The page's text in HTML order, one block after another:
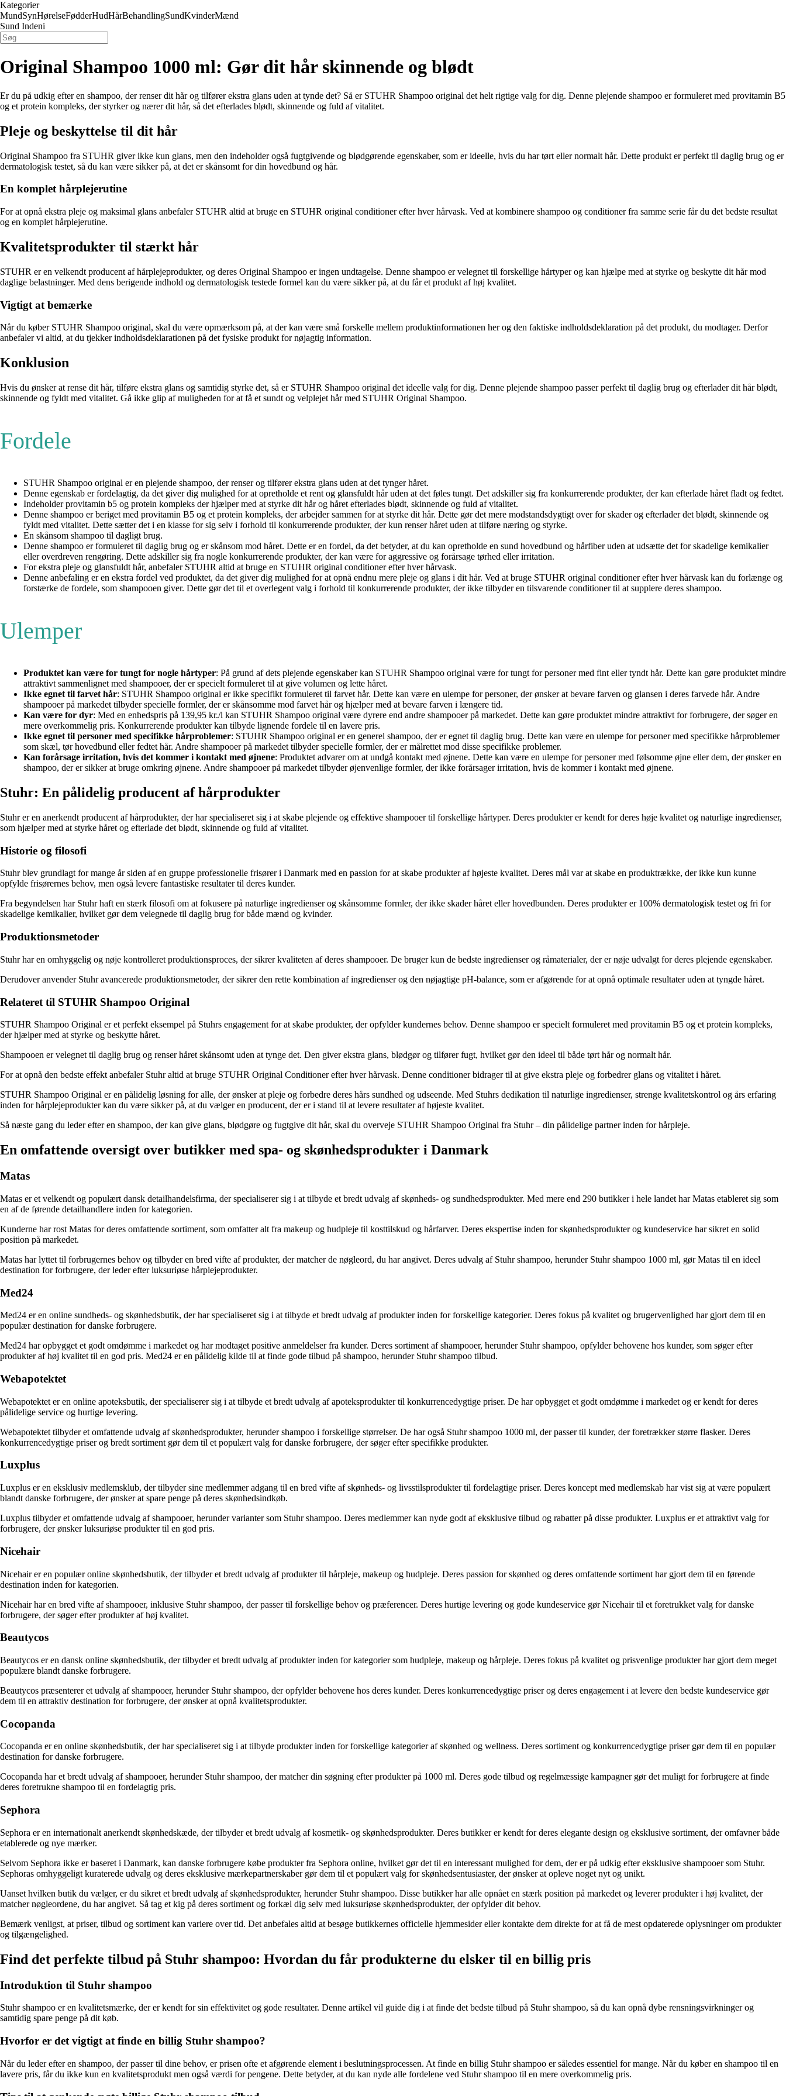
Kategorier
MundSynHørelseFødderHudHårBehandlingSundKvinderMænd
Sund Indeni
Original Shampoo 1000 ml: Gør dit hår skinnende og blødt
Er du på udkig efter en shampoo, der renser dit hår og tilfører ekstra glans uden at tynde det? Så er STUHR Shampoo original det helt rigtige valg for dig. Denne plejende shampoo er formuleret med provitamin B5
og et protein kompleks, der styrker og nærer dit hår, så det efterlades blødt, skinnende og fuld af vitalitet.
Pleje og beskyttelse til dit hår
Original Shampoo fra STUHR giver ikke kun glans, men den indeholder også fugtgivende og blødgørende egenskaber, som er ideelle, hvis du har tørt eller normalt hår. Dette produkt er perfekt til daglig brug og er
dermatologisk testet, så du kan være sikker på, at det er skånsomt for din hovedbund og hår.
En komplet hårplejerutine
For at opnå ekstra pleje og maksimal glans anbefaler STUHR altid at bruge en STUHR original conditioner efter hver hårvask. Ved at kombinere shampoo og conditioner fra samme serie får du det bedste resultat
og en komplet hårplejerutine.
Kvalitetsprodukter til stærkt hår
STUHR er en velkendt producent af hårplejeprodukter, og deres Original Shampoo er ingen undtagelse. Denne shampoo er velegnet til forskellige hårtyper og kan hjælpe med at styrke og beskytte dit hår mod
daglige belastninger. Med dens berigende indhold og dermatologisk testede formel kan du være sikker på, at du får et produkt af høj kvalitet.
Vigtigt at bemærke
Når du køber STUHR Shampoo original, skal du være opmærksom på, at der kan være små forskelle mellem produktinformationen her og den faktiske indholdsdeklaration på det produkt, du modtager. Derfor
anbefaler vi altid, at du tjekker indholdsdeklarationen på det fysiske produkt for nøjagtig information.
Konklusion
Hvis du ønsker at rense dit hår, tilføre ekstra glans og samtidig styrke det, så er STUHR Shampoo original det ideelle valg for dig. Denne plejende shampoo passer perfekt til daglig brug og efterlader dit hår blødt,
skinnende og fyldt med vitalitet. Gå ikke glip af muligheden for at få et sundt og velplejet hår med STUHR Original Shampoo.
Fordele
STUHR Shampoo original er en plejende shampoo, der renser og tilfører ekstra glans uden at det tynger håret.
Denne egenskab er fordelagtig, da det giver dig mulighed for at opretholde et rent og glansfuldt hår uden at det føles tungt. Det adskiller sig fra konkurrerende produkter, der kan efterlade håret fladt og fedtet.
Indeholder provitamin b5 og protein kompleks der hjælper med at styrke dit hår og håret efterlades blødt, skinnende og fuld af vitalitet.
Denne shampoo er beriget med provitamin B5 og et protein kompleks, der arbejder sammen for at styrke dit hår. Dette gør det mere modstandsdygtigt over for skader og efterlader det blødt, skinnende og
fyldt med vitalitet. Dette sætter det i en klasse for sig selv i forhold til konkurrerende produkter, der kun renser håret uden at tilføre næring og styrke.
En skånsom shampoo til dagligt brug.
Denne shampoo er formuleret til daglig brug og er skånsom mod håret. Dette er en fordel, da det betyder, at du kan opretholde en sund hovedbund og hårfiber uden at udsætte det for skadelige kemikalier
eller overdreven rengøring. Dette adskiller sig fra nogle konkurrerende produkter, der kan være for aggressive og forårsage tørhed eller irritation.
For ekstra pleje og glansfuldt hår, anbefaler STUHR altid at bruge en STUHR original conditioner efter hver hårvask.
Denne anbefaling er en ekstra fordel ved produktet, da det giver dig mulighed for at opnå endnu mere pleje og glans i dit hår. Ved at bruge STUHR original conditioner efter hver hårvask kan du forlænge og
forstærke de fordele, som shampooen giver. Dette gør det til et overlegent valg i forhold til konkurrerende produkter, der ikke tilbyder en tilsvarende conditioner til at supplere deres shampoo.
Ulemper
Produktet kan være for tungt for nogle hårtyper: På grund af dets plejende egenskaber kan STUHR Shampoo original være for tungt for personer med fint eller tyndt hår. Dette kan gøre produktet mindre
attraktivt sammenlignet med shampooer, der er specielt formuleret til at give volumen og lette håret.
Ikke egnet til farvet hår: STUHR Shampoo original er ikke specifikt formuleret til farvet hår. Dette kan være en ulempe for personer, der ønsker at bevare farven og glansen i deres farvede hår. Andre
shampooer på markedet tilbyder specielle formler, der er skånsomme mod farvet hår og hjælper med at bevare farven i længere tid.
Kan være for dyr: Med en enhedspris på 139,95 kr./l kan STUHR Shampoo original være dyrere end andre shampooer på markedet. Dette kan gøre produktet mindre attraktivt for forbrugere, der søger en
mere overkommelig pris. Konkurrerende produkter kan tilbyde lignende fordele til en lavere pris.
Ikke egnet til personer med specifikke hårproblemer: STUHR Shampoo original er en generel shampoo, der er egnet til daglig brug. Dette kan være en ulempe for personer med specifikke hårproblemer
som skæl, tør hovedbund eller fedtet hår. Andre shampooer på markedet tilbyder specielle formler, der er målrettet mod disse specifikke problemer.
Kan forårsage irritation, hvis det kommer i kontakt med øjnene: Produktet advarer om at undgå kontakt med øjnene. Dette kan være en ulempe for personer med følsomme øjne eller dem, der ønsker en
shampoo, der er sikker at bruge omkring øjnene. Andre shampooer på markedet tilbyder øjenvenlige formler, der ikke forårsager irritation, hvis de kommer i kontakt med øjnene.
Stuhr: En pålidelig producent af hårprodukter
Stuhr er en anerkendt producent af hårprodukter, der har specialiseret sig i at skabe plejende og effektive shampooer til forskellige hårtyper. Deres produkter er kendt for deres høje kvalitet og naturlige ingredienser,
som hjælper med at styrke håret og efterlade det blødt, skinnende og fuld af vitalitet.
Historie og filosofi
Stuhr blev grundlagt for mange år siden af en gruppe professionelle frisører i Danmark med en passion for at skabe produkter af højeste kvalitet. Deres mål var at skabe en produktrække, der ikke kun kunne
opfylde frisørernes behov, men også levere fantastiske resultater til deres kunder.
Fra begyndelsen har Stuhr haft en stærk filosofi om at fokusere på naturlige ingredienser og skånsomme formler, der ikke skader håret eller hovedbunden. Deres produkter er 100% dermatologisk testet og fri for
skadelige kemikalier, hvilket gør dem velegnede til daglig brug for både mænd og kvinder.
Produktionsmetoder
Stuhr har en omhyggelig og nøje kontrolleret produktionsproces, der sikrer kvaliteten af deres shampooer. De bruger kun de bedste ingredienser og råmaterialer, der er nøje udvalgt for deres plejende egenskaber.
Derudover anvender Stuhr avancerede produktionsmetoder, der sikrer den rette kombination af ingredienser og den nøjagtige pH-balance, som er afgørende for at opnå optimale resultater uden at tyngde håret.
Relateret til STUHR Shampoo Original
STUHR Shampoo Original er et perfekt eksempel på Stuhrs engagement for at skabe produkter, der opfylder kundernes behov. Denne shampoo er specielt formuleret med provitamin B5 og et protein kompleks,
der hjælper med at styrke og beskytte håret.
Shampooen er velegnet til daglig brug og renser håret skånsomt uden at tynge det. Den giver ekstra glans, blødgør og tilfører fugt, hvilket gør den ideel til både tørt hår og normalt hår.
For at opnå den bedste effekt anbefaler Stuhr altid at bruge STUHR Original Conditioner efter hver hårvask. Denne conditioner bidrager til at give ekstra pleje og forbedrer glans og vitalitet i håret.
STUHR Shampoo Original er en pålidelig løsning for alle, der ønsker at pleje og forbedre deres hårs sundhed og udseende. Med Stuhrs dedikation til naturlige ingredienser, strenge kvalitetskontrol og års erfaring
inden for hårplejeprodukter kan du være sikker på, at du vælger en producent, der er i stand til at levere resultater af højeste kvalitet.
Så næste gang du leder efter en shampoo, der kan give glans, blødgøre og fugtgive dit hår, skal du overveje STUHR Shampoo Original fra Stuhr – din pålidelige partner inden for hårpleje.
En omfattende oversigt over butikker med spa- og skønhedsprodukter i Danmark
Matas
Matas er et velkendt og populært dansk detailhandelsfirma, der specialiserer sig i at tilbyde et bredt udvalg af skønheds- og sundhedsprodukter. Med mere end 290 butikker i hele landet har Matas etableret sig som
en af de førende detailhandlere inden for kategorien.
Kunderne har rost Matas for deres omfattende sortiment, som omfatter alt fra makeup og hudpleje til kosttilskud og hårfarver. Deres ekspertise inden for skønhedsprodukter og kundeservice har sikret en solid
position på markedet.
Matas har lyttet til forbrugernes behov og tilbyder en bred vifte af produkter, der matcher de nøgleord, du har angivet. Deres udvalg af Stuhr shampoo, herunder Stuhr shampoo 1000 ml, gør Matas til en ideel
destination for forbrugere, der leder efter luksuriøse hårplejeprodukter.
Med24
Med24 er en online sundheds- og skønhedsbutik, der har specialiseret sig i at tilbyde et bredt udvalg af produkter inden for forskellige kategorier. Deres fokus på kvalitet og brugervenlighed har gjort dem til en
populær destination for danske forbrugere.
Med24 har opbygget et godt omdømme i markedet og har modtaget positive anmeldelser fra kunder. Deres sortiment af shampooer, herunder Stuhr shampoo, opfylder behovene hos kunder, som søger efter
produkter af høj kvalitet til en god pris. Med24 er en pålidelig kilde til at finde gode tilbud på shampoo, herunder Stuhr shampoo tilbud.
Webapotektet
Webapotektet er en online apoteksbutik, der specialiserer sig i at tilbyde et bredt udvalg af apoteksprodukter til konkurrencedygtige priser. De har opbygget et godt omdømme i markedet og er kendt for deres
pålidelige service og hurtige levering.
Webapotektet tilbyder et omfattende udvalg af skønhedsprodukter, herunder shampoo i forskellige størrelser. De har også Stuhr shampoo 1000 ml, der passer til kunder, der foretrækker større flasker. Deres
konkurrencedygtige priser og bredt sortiment gør dem til et populært valg for danske forbrugere, der søger efter specifikke produkter.
Luxplus
Luxplus er en eksklusiv medlemsklub, der tilbyder sine medlemmer adgang til en bred vifte af skønheds- og livsstilsprodukter til fordelagtige priser. Deres koncept med medlemskab har vist sig at være populært
blandt danske forbrugere, der ønsker at spare penge på deres skønhedsindkøb.
Luxplus tilbyder et omfattende udvalg af shampooer, herunder varianter som Stuhr shampoo. Deres medlemmer kan nyde godt af eksklusive tilbud og rabatter på disse produkter. Luxplus er et attraktivt valg for
forbrugere, der ønsker luksuriøse produkter til en god pris.
Nicehair
Nicehair er en populær online skønhedsbutik, der tilbyder et bredt udvalg af produkter til hårpleje, makeup og hudpleje. Deres passion for skønhed og deres omfattende sortiment har gjort dem til en førende
destination inden for kategorien.
Nicehair har en bred vifte af shampooer, inklusive Stuhr shampoo, der passer til forskellige behov og præferencer. Deres hurtige levering og gode kundeservice gør Nicehair til et foretrukket valg for danske
forbrugere, der søger efter produkter af høj kvalitet.
Beautycos
Beautycos er en dansk online skønhedsbutik, der tilbyder et bredt udvalg af produkter inden for kategorier som hudpleje, makeup og hårpleje. Deres fokus på kvalitet og prisvenlige produkter har gjort dem meget
populære blandt danske forbrugere.
Beautycos præsenterer et udvalg af shampooer, herunder Stuhr shampoo, der opfylder behovene hos deres kunder. Deres konkurrencedygtige priser og deres engagement i at levere den bedste kundeservice gør
dem til en attraktiv destination for forbrugere, der ønsker at opnå kvalitetsprodukter.
Cocopanda
Cocopanda er en online skønhedsbutik, der har specialiseret sig i at tilbyde produkter inden for forskellige kategorier af skønhed og wellness. Deres sortiment og konkurrencedygtige priser gør dem til en populær
destination for danske forbrugere.
Cocopanda har et bredt udvalg af shampooer, herunder Stuhr shampoo, der matcher din søgning efter produkter på 1000 ml. Deres gode tilbud og regelmæssige kampagner gør det muligt for forbrugere at finde
deres foretrukne shampoo til en fordelagtig pris.
Sephora
Sephora er en internationalt anerkendt skønhedskæde, der tilbyder et bredt udvalg af kosmetik- og skønhedsprodukter. Deres butikker er kendt for deres elegante design og eksklusive sortiment, der omfavner både
etablerede og nye mærker.
Selvom Sephora ikke er baseret i Danmark, kan danske forbrugere købe produkter fra Sephora online, hvilket gør det til en interessant mulighed for dem, der er på udkig efter eksklusive shampooer som Stuhr.
Sephoras omhyggeligt kuraterede udvalg og deres eksklusive mærkepartnerskaber gør dem til et populært valg for skønhedsentusiaster, der ønsker at opleve noget nyt og unikt.
Uanset hvilken butik du vælger, er du sikret et bredt udvalg af skønhedsprodukter, herunder Stuhr shampoo. Disse butikker har alle opnået en stærk position på markedet og leverer produkter i høj kvalitet, der
matcher nøgleordene, du har angivet. Så tag et kig på deres sortiment og forkæl dig selv med luksuriøse skønhedsprodukter, der opfylder dit behov.
Bemærk venligst, at priser, tilbud og sortiment kan variere over tid. Det anbefales altid at besøge butikkernes officielle hjemmesider eller kontakte dem direkte for at få de mest opdaterede oplysninger om produkter
og tilgængelighed.
Find det perfekte tilbud på Stuhr shampoo: Hvordan du får produkterne du elsker til en billig pris
Introduktion til Stuhr shampoo
Stuhr shampoo er en kvalitetsmærke, der er kendt for sin effektivitet og gode resultater. Denne artikel vil guide dig i at finde det bedste tilbud på Stuhr shampoo, så du kan opnå dybe rensningsvirkninger og
samtidig spare penge på dit køb.
Hvorfor er det vigtigt at finde en billig Stuhr shampoo?
Når du leder efter en shampoo, der passer til dine behov, er prisen ofte et afgørende element i beslutningsprocessen. At finde en billig Stuhr shampoo er således essentiel for mange. Når du køber en shampoo til en
lavere pris, får du ikke kun en kvalitetsprodukt men også værdi for pengene. Dette betyder, at du kan nyde alle fordelene ved Stuhr shampoo til en mere overkommelig pris.